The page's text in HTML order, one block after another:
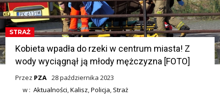
STRAŻ
Kobieta wpadła do rzeki w centrum miasta! Z
wody wyciągnął ją młody mężczyzna [FOTO]
Przez PZA 28 października 2023
w :Aktualności ,Kalisz ,Policja Straż